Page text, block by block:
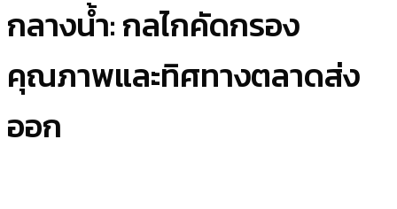
กลางน้ำ: กลไกคัดกรอง
คุณภาพและทิศทางตลาดส่ง
ออก